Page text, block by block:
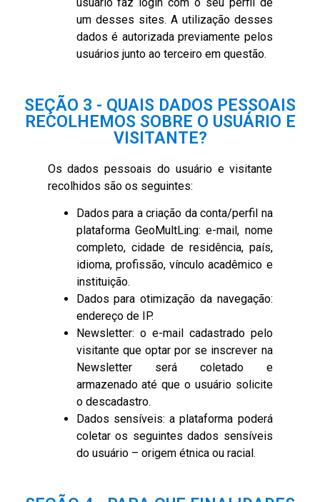
um desses sites. A utilização desses
dados é autorizada previamente pelos
usuários junto ao terceiro em questão.
SEÇÃO 3 - QUAIS DADOS PESSOAIS
RECOLHEMOS SOBRE O USUÁRIO E
VISITANTE?
Os dados pessoais do usuário e visitante
recolhidos são os seguintes:
Dados para a criação da conta/perfil na
plataforma GeoMultLing: e-mail, nome
completo, cidade de residência, país,
idioma, profissão, vínculo acadêmico e
instituição.
Dados para otimização da navegação:
endereço de IP.
Newsletter: o e-mail cadastrado pelo
visitante que optar por se inscrever na
Newsletter será coletado e
armazenado até que o usuário solicite
o descadastro.
Dados sensíveis: a plataforma poderá
coletar os seguintes dados sensíveis
do usuário – origem étnica ou racial.